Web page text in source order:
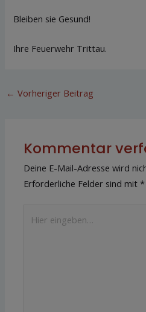
Bleiben sie Gesund!
Ihre Feuerwehr Trittau.
← Vorheriger Beitrag
Kommentar
Deine E-Mail-Adresse wird
Erforderliche Felder sind mit*
eingeben…